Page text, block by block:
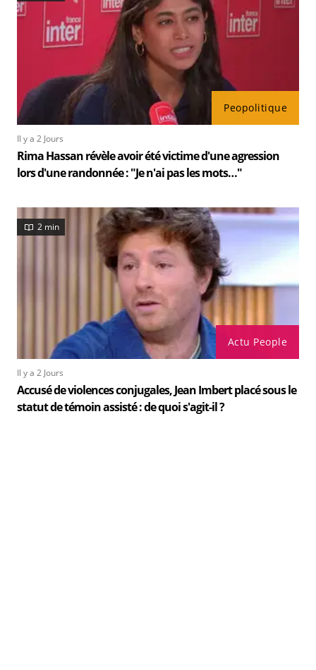
Peopolitique
Il y a 2 Jours
Rima Hassan révèle avoir été victime d'une agression
lors d'une randonnée : "Je n'ai pas les mots…"
Actu People
2 min
Il y a 2 Jours
Accusé de violences conjugales, Jean Imbert placé sous le
statut de témoin assisté : de quoi s'agit-il ?